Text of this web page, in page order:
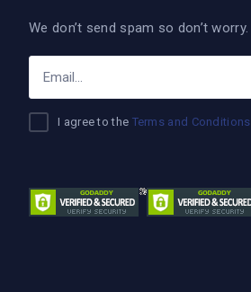
We don’t send spam so don’t worry.
I agree to the Terms and Conditions